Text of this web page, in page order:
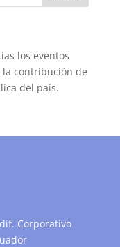
los eventos
la contribución de
del país.
Corporativo